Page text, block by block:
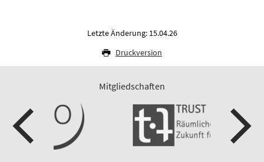
Letzte Änderung: 15.04.26
Druckversion
Mitgliedschaften